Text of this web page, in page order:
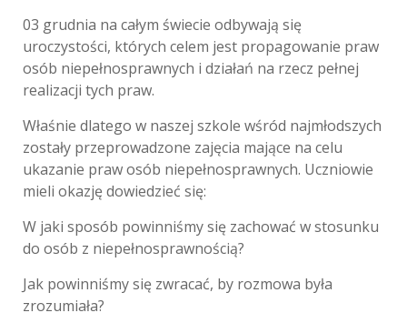
03 grudnia na całym świecie odbywają się
uroczystości, których celem jest propagowanie praw
osób niepełnosprawnych i działań na rzecz pełnej
realizacji tych praw.
Właśnie dlatego w naszej szkole wśród najmłodszych
zostały przeprowadzone zajęcia mające na celu
ukazanie praw osób niepełnosprawnych. Uczniowie
mieli okazję dowiedzieć się:
W jaki sposób powinniśmy się zachować w stosunku
do osób z niepełnosprawnością?
Jak powinniśmy się zwracać, by rozmowa była
zrozumiała?